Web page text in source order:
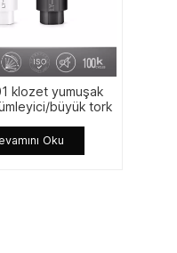
klozet yumuşak
büyük tork
kapağı kanatlı
şaft damper
Oku